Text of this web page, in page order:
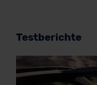
Testberichte